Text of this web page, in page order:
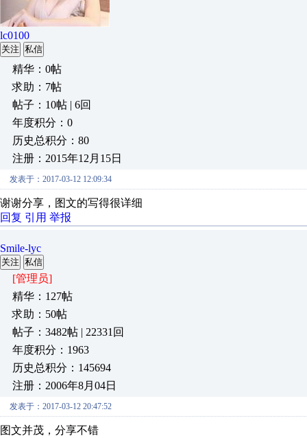
lc0100
关注 私信
精华：0帖
求助：7帖
帖子：10帖 | 6回
年度积分：0
历史总积分：80
注册：2015年12月15日
发表于：2017-03-12 12:09:34
谢谢分享，图文的写得很详细
回复 引用 举报
Smile-lyc
关注 私信
[管理员]
精华：127帖
求助：50帖
帖子：3482帖 | 22331回
年度积分：1963
历史总积分：145694
注册：2006年8月04日
发表于：2017-03-12 20:47:52
图文并茂，分享不错